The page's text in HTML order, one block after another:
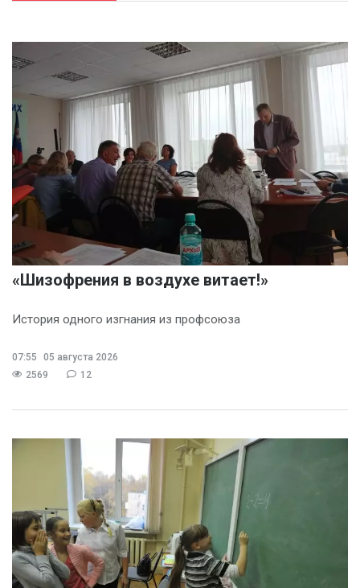
«Шизофрения в воздухе витает!»
История одного изгнания из профсоюза
07:55
05 августа 2026
2569
12